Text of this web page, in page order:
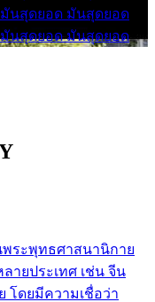
นสุดยอด มันสุดยอด
นสุดยอด มันสุดยอด
พระพุทธศาสนานิกาย
ายประเทศ เช่น จีน
โดยมีความเชื่อว่า